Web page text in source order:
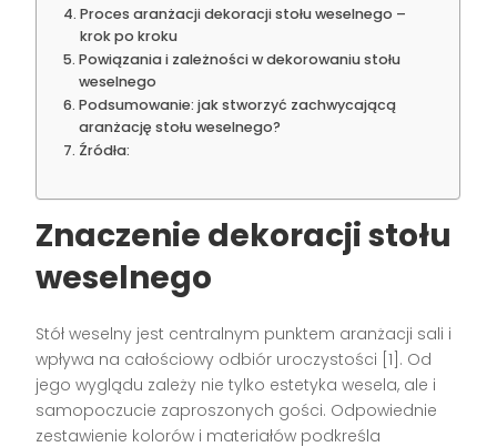
Proces aranżacji dekoracji stołu weselnego –
krok po kroku
Powiązania i zależności w dekorowaniu stołu
weselnego
Podsumowanie: jak stworzyć zachwycającą
aranżację stołu weselnego?
Źródła:
Znaczenie dekoracji stołu
weselnego
Stół weselny jest centralnym punktem aranżacji sali i
wpływa na całościowy odbiór uroczystości [1] . Od
jego wyglądu zależy nie tylko estetyka wesela, ale i
samopoczucie zaproszonych gości. Odpowiednie
zestawienie kolorów i materiałów podkreśla